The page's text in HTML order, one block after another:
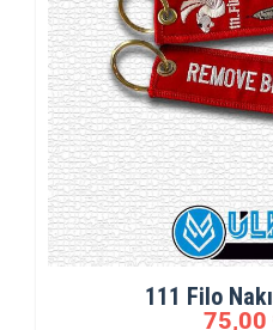
111 Filo
75,00